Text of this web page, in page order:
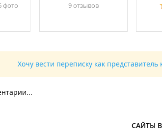
фото 9 отзывов
Хочу вести переписку как
САЙТЫ